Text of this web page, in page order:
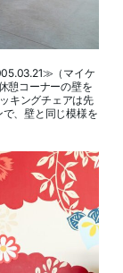
（マイケ
憩コーナーの壁を
キングチェアは先
、壁と同じ模様を